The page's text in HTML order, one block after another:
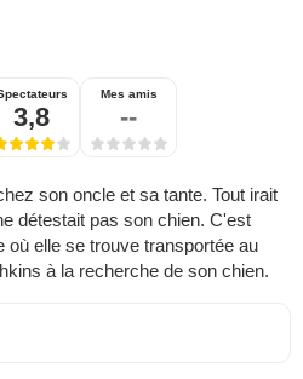
3,8
Mes amis
--
son oncle et sa tante. Tout irait
détestait pas son chien. C'est
où elle se trouve transportée au
à la recherche de son chien.